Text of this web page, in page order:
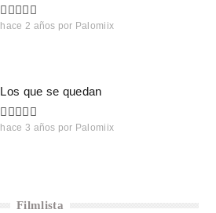
hace 2 años por Palomiix
Los que se quedan
hace 3 años por Palomiix
Filmlista